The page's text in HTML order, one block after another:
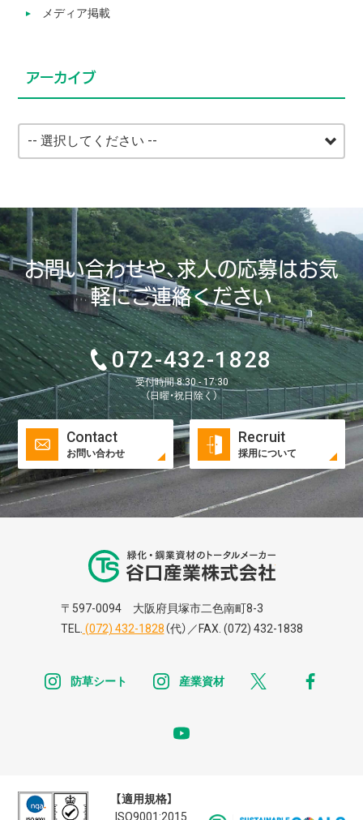
メディア掲載
アーカイブ
お問い合わせや、求人の応募はお気
軽にご連絡ください
072-432-1828
受付時間 8:30 - 17:30
（日曜・祝日除く）
Contact
お問い合わせ
Recruit
採用について
谷口株式株式会
〒597-0094 大阪府貝塚市二色南町8-3
TEL.
(072) 432-1828（代）／FAX. (072) 432-1838
防草シート
産業資材
【適用規格】
ISO9001:2015